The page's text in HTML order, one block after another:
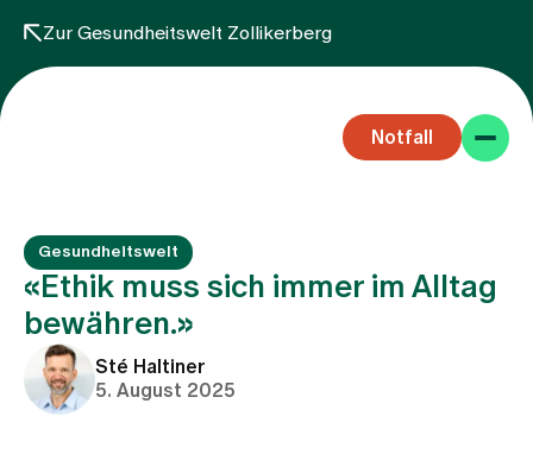
Zur Gesundheitswelt Zollikerberg
Notfall
Fachbereiche
Gesundheitswelt
«Ethik muss sich immer im Alltag
bewähren.»
Sté Haltiner
5. August 2025